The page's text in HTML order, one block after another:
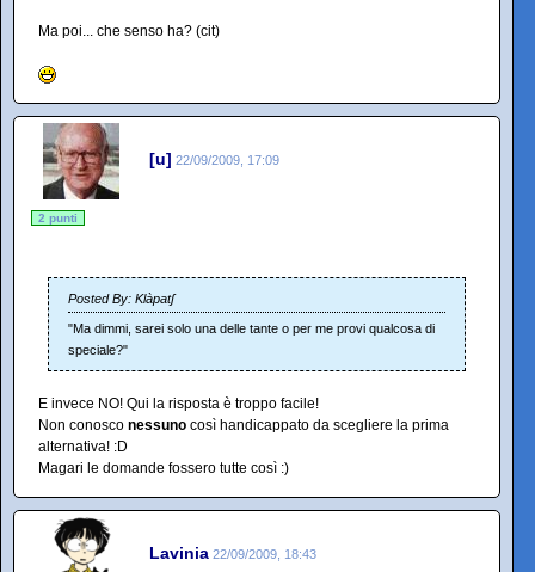
Ma poi... che senso ha? (cit)
[u] 22/09/2009, 17:09
2 punti
Posted By: Klàpatʃ
"Ma dimmi, sarei solo una delle tante o per me provi qualcosa di
speciale?"
E invece NO! Qui la risposta è troppo facile!
Non conosco nessuno così handicappato da scegliere la prima
alternativa! :D
Magari le domande fossero tutte così :)
Lavinia 22/09/2009, 18:43